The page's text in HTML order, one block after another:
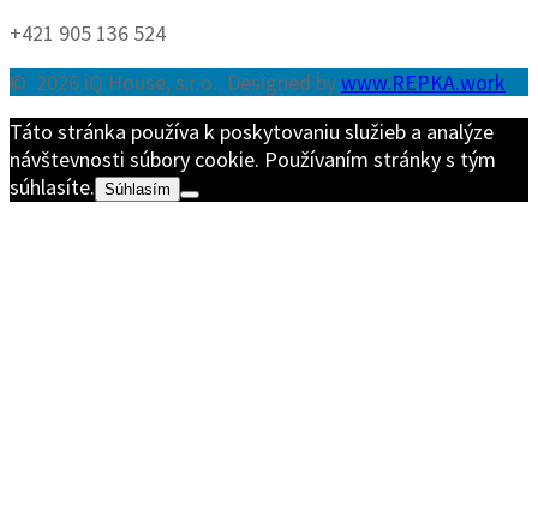
+421 905 136 524
© 2026 iQ House, s.r.o.. Designed bywww.REPKA.work
Táto stránka používa k poskytovaniu služieb a analýze
návštevnosti súbory cookie. Používaním stránky s tým
súhlasíte. Súhlasím